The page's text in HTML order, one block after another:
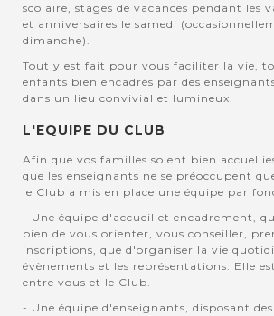
scolaire, stages de vacances pendant les
et anniversaires le samedi
dimanche).
Tout y est fait pour vous faciliter la vie,
enfants bien encadrés par des
dans un lieu convivial et lumineux.
L'EQUIPE DU CLUB
Afin que vos familles soient bien
que les enseignants ne se préoccupent
le Club a mis en place une équipe par
- Une équipe d'accueil et encadrement,
bien de vous orienter, vous conseiller,
inscriptions, que d'organiser la vie
évènements et les représentations. Elle
entre vous et le Club.
- Une équipe d'enseignants, disposant